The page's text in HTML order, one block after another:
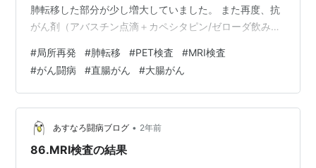
肺転移した部分が少し増大していました。 また再度、抗
がん剤（アバスチン点滴＋カペシタピン/ゼローダ飲み
内で手術して取り除いたほうがよいようですが、 いろい
ろな臓器や血管・神経を傷つけると、 新たな障害が出る
ようで難しい場所のようです。 実際、大腸がんサバイバ
ーさんが、同じ再発部分を切除したところ、 尿管を傷つ
けダブルストーマになられたことを知りました。 手術が
難しいのなら、陽子線療法…
#局所再発 #肺転移 #PET検査 #MRI検査
#がん闘病 #直腸がん #大腸がん
あすなろ闘病ブログ • 2年前
86.MRI検査の結果